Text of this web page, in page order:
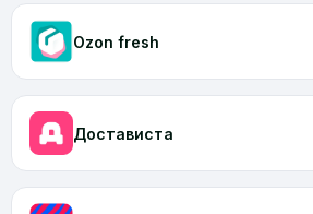
Ozon fresh
Достависта